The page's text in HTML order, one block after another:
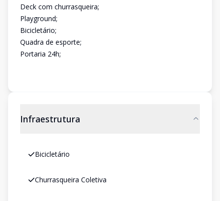
Deck com churrasqueira;
Playground;
Bicicletário;
Quadra de esporte;
Portaria 24h;
Infraestrutura
Bicicletário
Churrasqueira Coletiva